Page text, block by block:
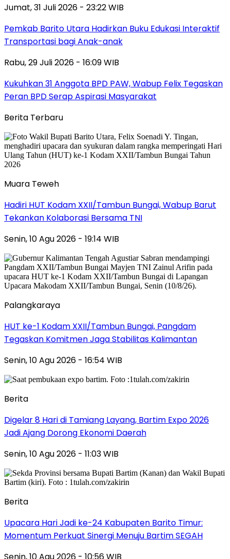
Jumat, 31 Juli 2026 - 23:22 WIB
Pemkab Barito Utara Hadirkan Buku Edukasi Interaktif
Transportasi bagi Anak-anak
Rabu, 29 Juli 2026 - 16:09 WIB
Kukuhkan 31 Anggota BPD PAW, Wabup Felix Tegaskan
Peran BPD Serap Aspirasi Masyarakat
Berita Terbaru
Muara Teweh
Hadiri HUT Kodam XXII/Tambun Bungai, Wabup Barut
Tekankan Kolaborasi Bersama TNI
Senin, 10 Agu 2026 - 19:14 WIB
Palangkaraya
HUT ke-1 Kodam XXII/Tambun Bungai, Pangdam
Tegaskan Komitmen Jaga Stabilitas Kalimantan
Senin, 10 Agu 2026 - 16:54 WIB
Berita
Digelar 8 Hari di Tamiang Layang, Bartim Expo 2026
Jadi Ajang Dorong Ekonomi Daerah
Senin, 10 Agu 2026 - 11:03 WIB
Berita
Upacara Hari Jadi ke-24 Kabupaten Barito Timur:
Momentum Perkuat Sinergi Menuju Bartim SEGAH
Senin, 10 Agu 2026 - 10:56 WIB